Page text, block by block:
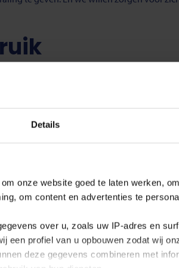
Details
onze website goed te laten werken,
om content en advertenties te
over u, zoals uw IP‑adres en
een profiel van u opbouwen zodat wij
deze gegevens combineren met
toe. De economie groeit en het klimaat
is het onze gezamenlijke
kansen om water te besparen. Zo
Het doel is om het spoelwater dat nu
liter water per jaar – bij een
projecten. We hebben de ambitie
opnieuw gebruiken, recyclen en